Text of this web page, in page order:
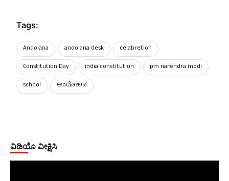
Tags:
Andolana andolana desk
celabretion
Constitution Day
india constitution
pm narendra modi
school
ಆಂದೋಲನ
ವಿಡಿಯೊ ವೀಕ್ಷಿಸಿ